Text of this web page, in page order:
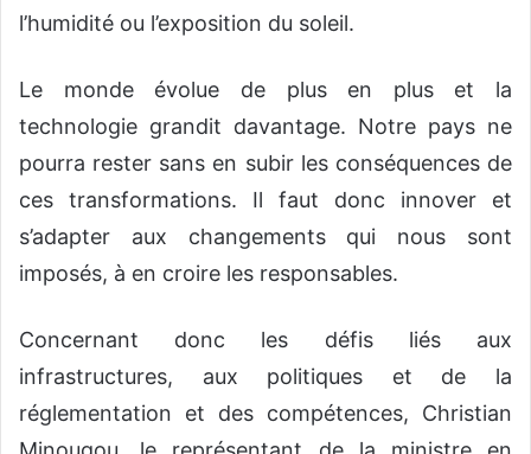
l’humidité ou l’exposition du soleil.
Le monde évolue de plus en plus et la
technologie grandit davantage. Notre pays ne
pourra rester sans en subir les conséquences de
ces transformations. Il faut donc innover et
s’adapter aux changements qui nous sont
imposés, à en croire les responsables.
Concernant donc les défis liés aux
infrastructures, aux politiques et de la
réglementation et des compétences, Christian